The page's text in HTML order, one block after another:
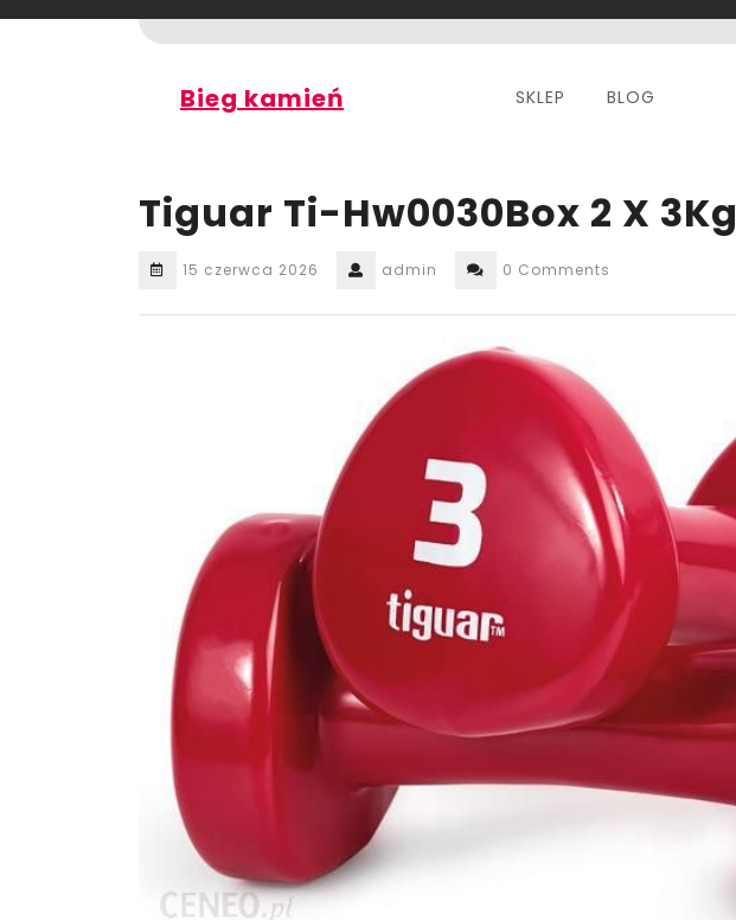
Bieg kamień SKLEP BLOG
Tiguar Ti-Hw0030Box 2 X 3Kg
15 czerwca 2026 admin 0 Comments